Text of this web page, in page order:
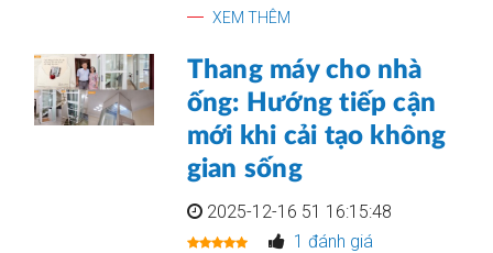
XEM THÊM
Thang máy cho nhà
ống: Hướng tiếp cận
mới khi cải tạo không
gian sống
2025-12-16 51 16:15:48
1 đánh giá